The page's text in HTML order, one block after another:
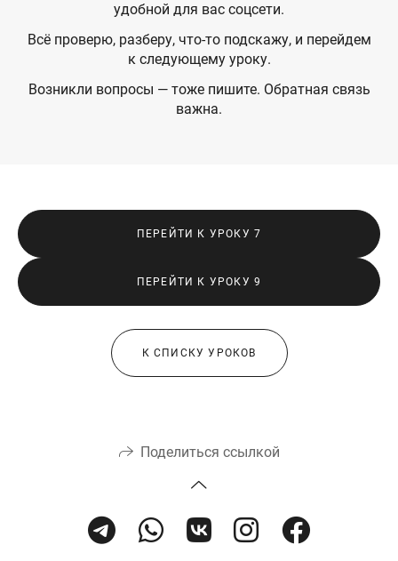
удобной для вас соцсети.
Всё проверю, разберу, что-то подскажу, и перейдем
к следующему уроку.
Возникли вопросы — тоже пишите. Обратная связь
важна.
ПЕРЕЙТИ К УРОКУ 7
ПЕРЕЙТИ К УРОКУ 9
К СПИСКУ УРОКОВ
Поделиться ссылкой